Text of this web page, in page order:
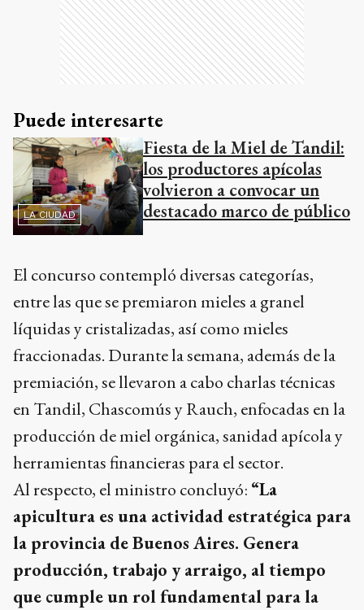
Puede interesarte
LA CIUDAD
Fiesta de la Miel de Tandil:
los productores apícolas
volvieron a convocar un
destacado marco de público
El concurso contempló diversas categorías,
entre las que se premiaron mieles a granel
líquidas y cristalizadas, así como mieles
fraccionadas. Durante la semana, además de la
premiación, se llevaron a cabo charlas técnicas
en Tandil, Chascomús y Rauch, enfocadas en la
producción de miel orgánica, sanidad apícola y
herramientas financieras para el sector.
Al respecto, el ministro concluyó: “La
apicultura es una actividad estratégica para
la provincia de Buenos Aires. Genera
producción, trabajo y arraigo, al tiempo
que cumple un rol fundamental para la